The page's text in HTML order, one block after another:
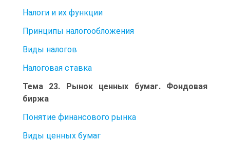
Налоги и их функции
Принципы налогообложения
Виды налогов
Налоговая ставка
Тема 23. Рынок ценных бумаг. Фондовая
биржа
Понятие финансового рынка
Виды ценных бумаг